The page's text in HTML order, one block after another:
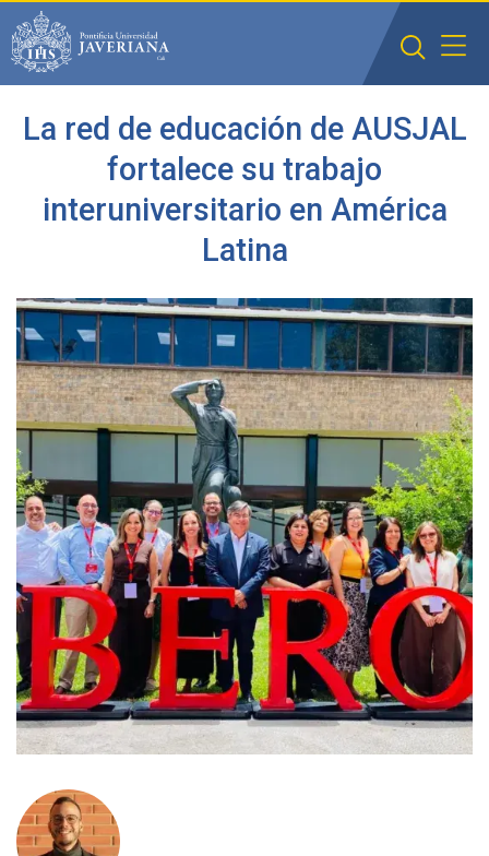
Saltar al contenido principal
La red de educación de AUSJAL
fortalece su trabajo
interuniversitario en América
Latina